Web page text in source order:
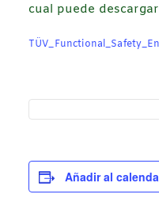
cual puede
Añadir al